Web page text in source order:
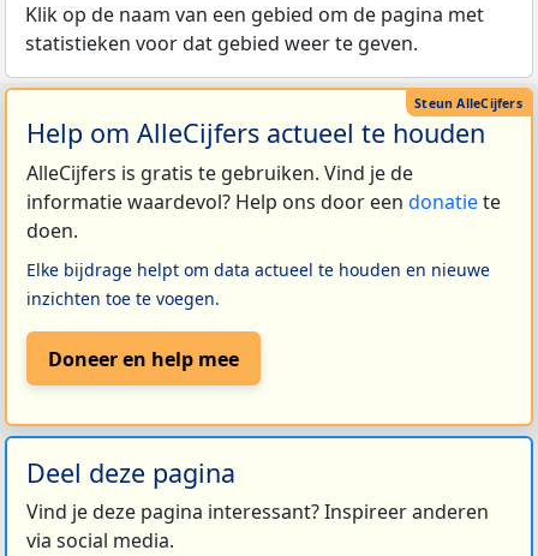
Klik op de naam van een gebied om de pagina met
statistieken voor dat gebied weer te geven.
Help om AlleCijfers actueel te houden
AlleCijfers is gratis te gebruiken. Vind je de
informatie waardevol? Help ons door een donatiete
doen.
Elke bijdrage helpt om data actueel te houden en nieuwe
inzichten toe te voegen.
Doneer en help mee
Deel deze pagina
Vind je deze pagina interessant? Inspireer anderen
via social media.